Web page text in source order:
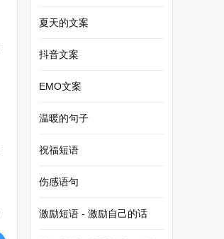
夏天的文案
抖音文案
EMO文案
温暖的句子
祝福短语
伤感语句
激励短语 - 激励自己的话